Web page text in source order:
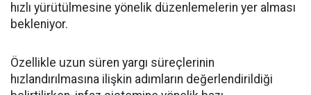
hızlı yürütülmesine yönelik düzenlemelerin yer alması
bekleniyor.
Özellikle uzun süren yargı süreçlerinin
hızlandırılmasına ilişkin adımların değerlendirildiği